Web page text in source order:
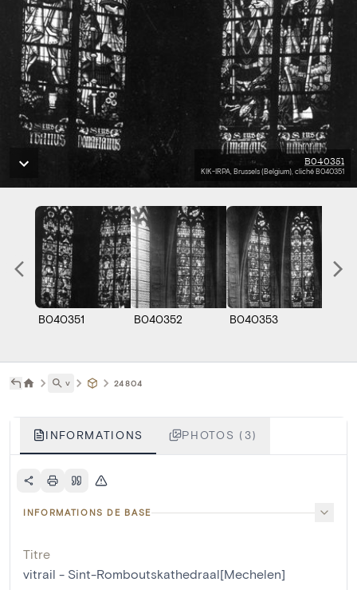
B040351
KIK-IRPA, Brussels (Belgium), cliché B040351
B040351 B040352 B040353
˅ 24804
INFORMATIONS PHOTOS (3)
INFORMATIONS DE BASE
Titre
vitrail - Sint-Romboutskathedraal[Mechelen]